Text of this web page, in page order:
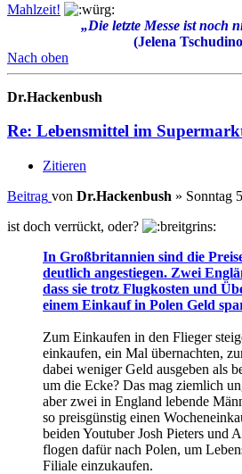
Mahlzeit!
„Die letzte Messe ist noch
(Jelena
Nach oben
Dr.Hackenbush
Re: Lebensmittel im
Zitieren
Beitrag von Dr.Hackenbush » Sonntag
ist doch verrückt, oder?
In Großbritannien sind die
deutlich angestiegen. Zwei
dass sie trotz Flugkosten und
einem Einkauf in Polen Geld
Zum Einkaufen in den Flieger
einkaufen, ein Mal übernachten,
dabei weniger Geld ausgeben als
um die Ecke? Das mag ziemlich
aber zwei in England lebende
so preisgünstig einen
beiden Youtuber Josh Pieters und
flogen dafür nach Polen, um
Filiale einzukaufen.